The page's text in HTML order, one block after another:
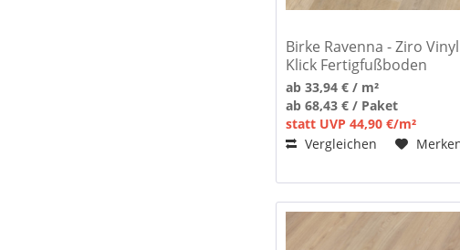
Birke Ravenna - Ziro
Klick Fertigfußboden
ab 33,94 € / m²
ab 68,43 € / Paket
statt UVP 44,90 €/m²
Vergleichen